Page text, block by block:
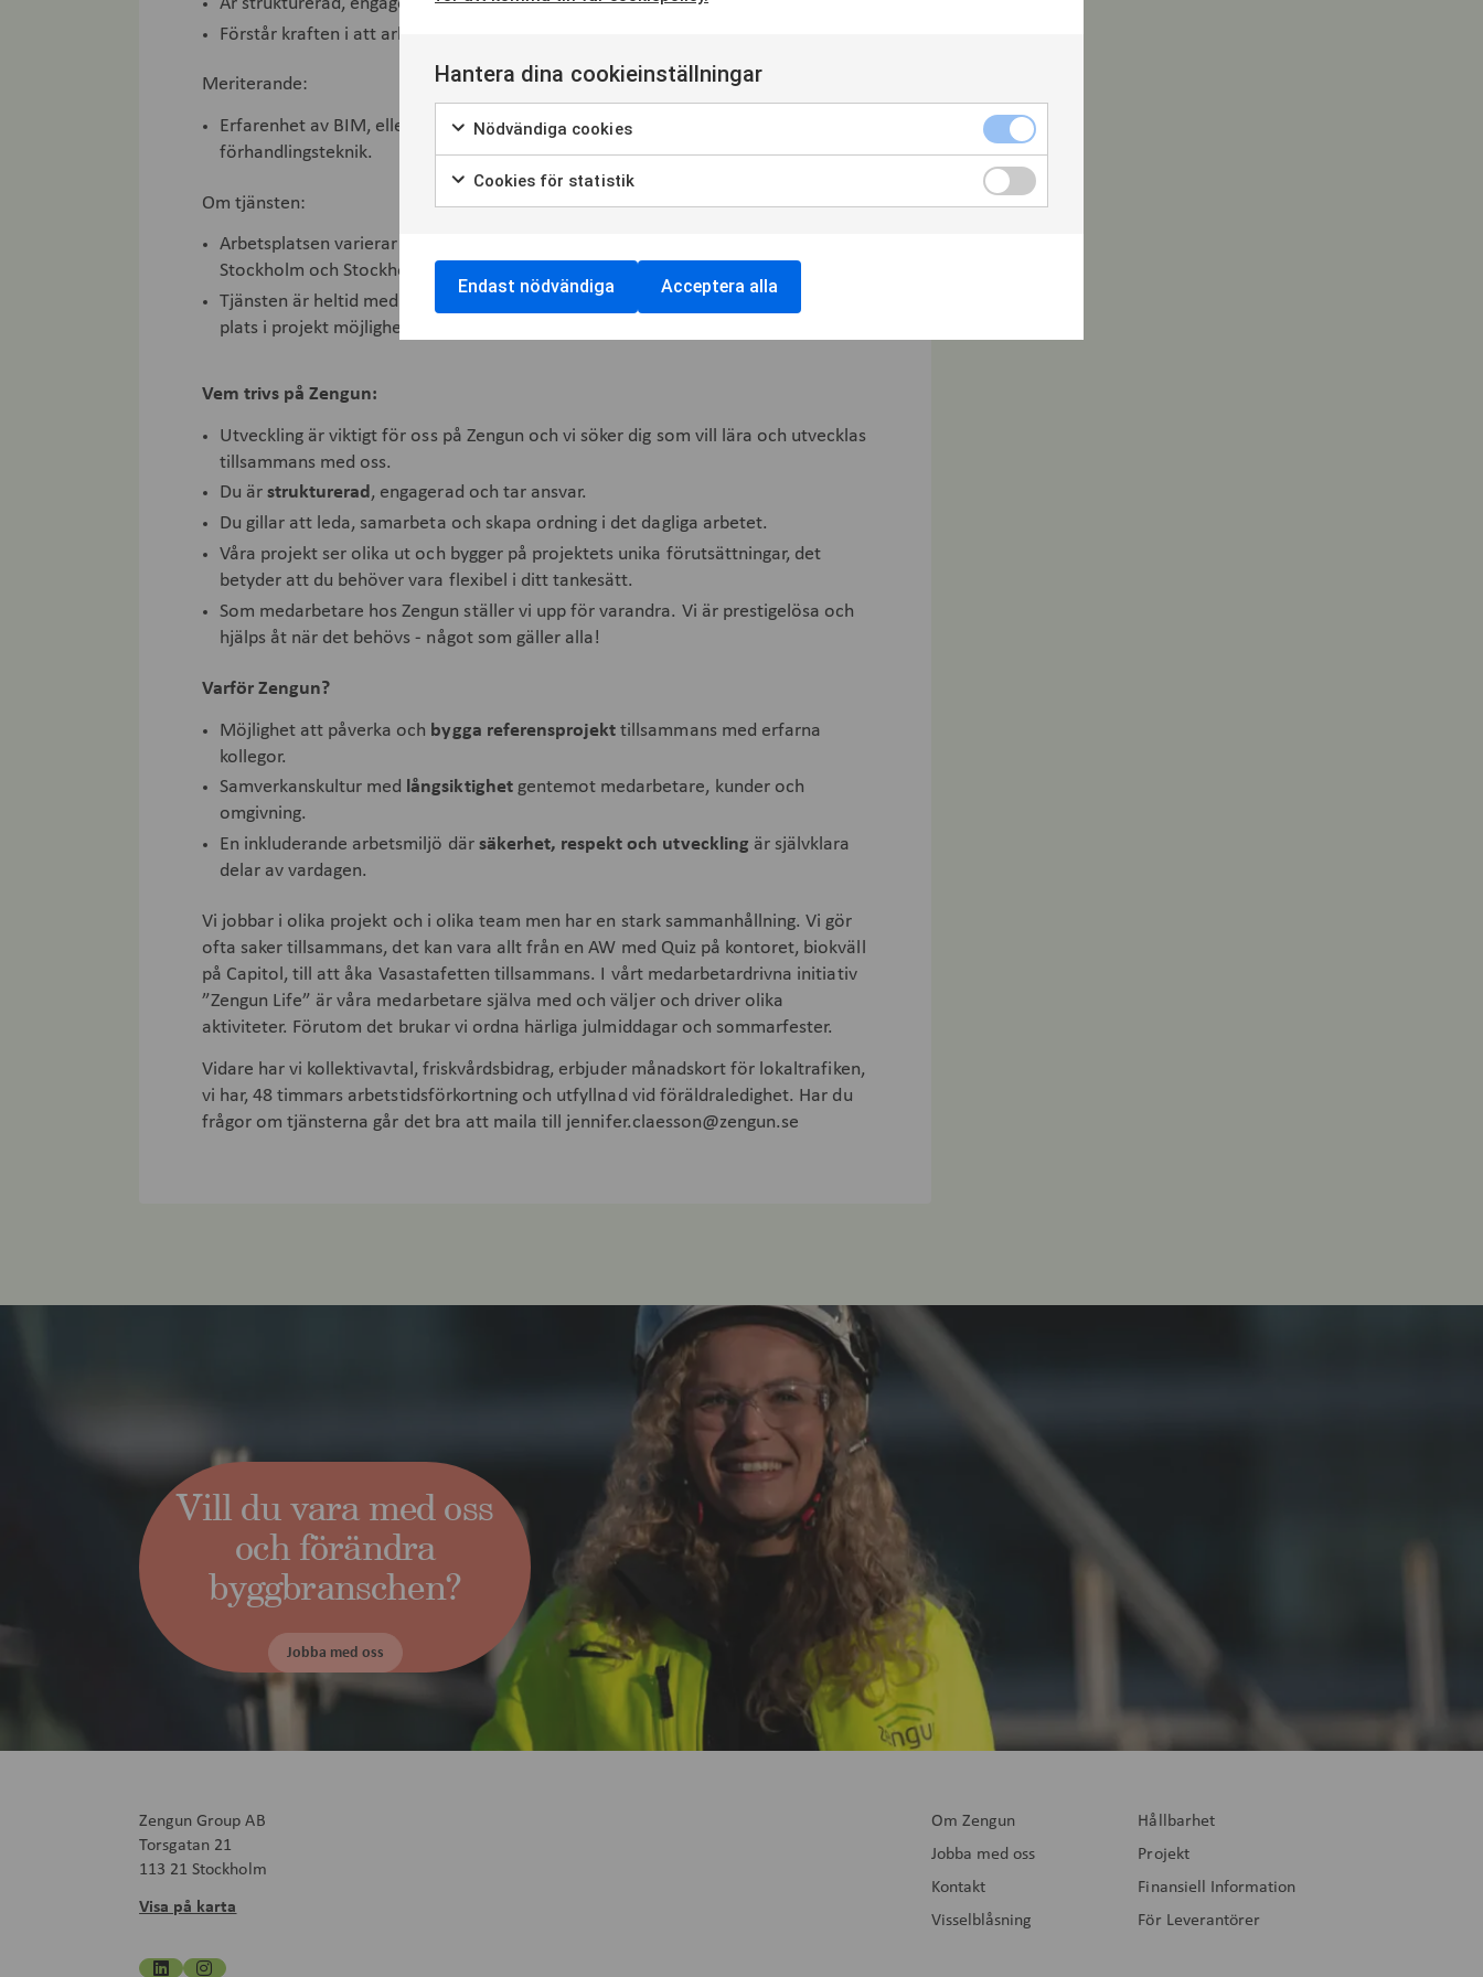
Förstår kraften i att arbeta tillsammans.
Meriterande:
Erfarenhet av BIM, eller har utbildning inom entrepenadjuridik eller
förhandlingsteknik.
Om tjänsten:
Arbetsplatsen varierar då du som inköpare arbetar ute i projekt som finns i
Stockholm och Stockholmsregionen
Tjänsten är heltid med tillsvidareanställning, och vi arbetar i stor utsträckning på
plats i projekt möjlighet.
Vem trivs på Zengun:
Utveckling är viktigt för oss på Zengun och vi söker dig som vill lära och utvecklas
tillsammans med oss.
Du är strukturerad, engagerad och tar ansvar.
Du gillar att leda, samarbeta och skapa ordning i det dagliga arbetet.
Våra projekt ser olika ut och bygger på projektets unika förutsättningar, det
betyder att du behöver vara flexibel i ditt tankesätt.
Som medarbetare hos Zengun ställer vi upp för varandra. Vi är prestigelösa och
hjälps åt när det behövs - något som gäller alla!
Varför Zengun?
Möjlighet att påverka och bygga referensprojekt tillsammans med erfarna
kollegor.
Samverkanskultur med långsiktighetgentemot medarbetare, kunder och
omgivning.
En inkluderande arbetsmiljö där säkerhet, respekt och utveckling är självklara
delar av vardagen.
Vi jobbar i olika projekt och i olika team men har en stark sammanhållning. Vi gör
ofta saker tillsammans, det kan vara allt från en AW med Quiz på kontoret, biokväll
på Capitol, till att åka Vasastafetten tillsammans. I vårt medarbetardrivna initiativ
”Zengun Life” är våra medarbetare själva med och väljer och driver olika
aktiviteter. Förutom det brukar vi ordna härliga julmiddagar och sommarfester.
Vidare har vi kollektivavtal, friskvårdsbidrag, erbjuder månadskort för lokaltrafiken,
vi har, 48 timmars arbetstidsförkortning och utfyllnad vid föräldraledighet. Har du
frågor om tjänsterna går det bra att maila till jennifer.claesson@zengun.se
Vill du vara med oss
och förändra
byggbranschen?
Jobba med oss
Zengun Group AB
Torsgatan 21
113 21 Stockholm
Visa på karta
Om Zengun
Jobba med oss
Kontakt
Visselblåsning
Hållbarhet
Projekt
Finansiell Information
För Leverantörer
Hantera dina cookieinställningar
Nödvändiga cookies
Cookies för statistik
Endast nödvändiga Acceptera alla